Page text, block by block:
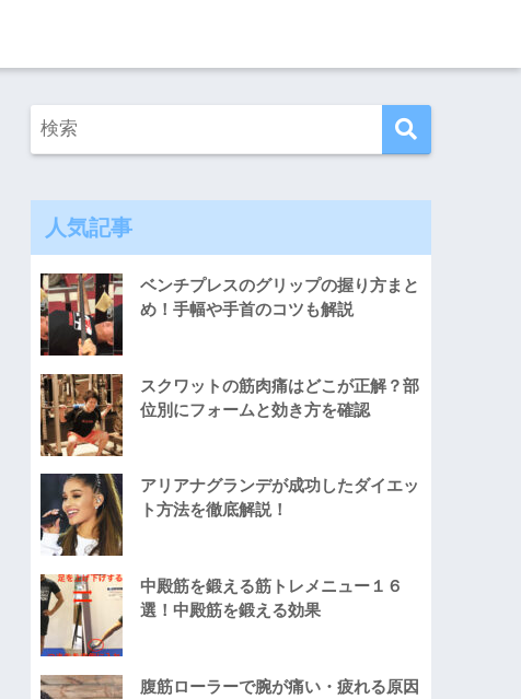
人気記事
ベンチプレスのグリップの握り方まと
め！手幅や手首のコツも解説
スクワットの筋肉痛はどこが正解？部
位別にフォームと効き方を確認
アリアナグランデが成功したダイエッ
ト方法を徹底解説！
中殿筋を鍛える筋トレメニュー１６
選！中殿筋を鍛える効果
腹筋ローラーで腕が痛い・疲れる原因